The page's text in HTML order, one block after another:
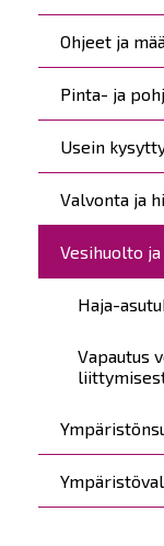
Ohjeet ja
Pinta- ja
Usein
Valvonta ja
Vesihuolto
Haja-
Vapautus